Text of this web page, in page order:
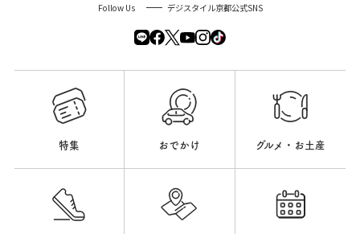
Follow Us デジスタイル京都公式SNS
特集 おでかけ グルメ・お土産